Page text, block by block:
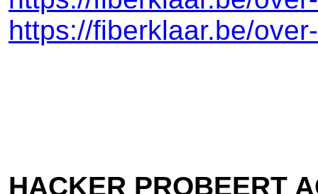
https://fiberklaar.be/
HACKER PROBEERT